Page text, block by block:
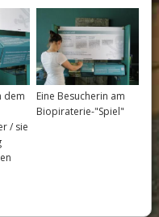
dem
/ sie
Eine Besucherin am
Biopiraterie-"Spiel"